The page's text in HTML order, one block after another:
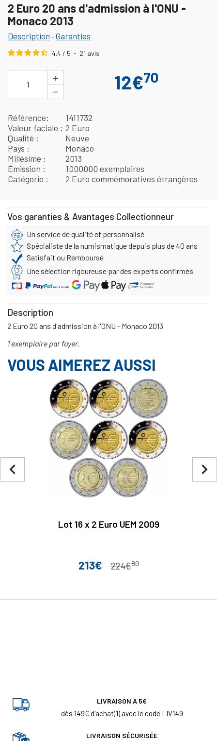
2 Euro 20 ans d'admission à l'ONU -
Monaco 2013
Description -Garanties
4.4 / 5 - 21 avis
1
+
−
12€70
Référence
1411732
Valeur faciale
2 Euro
Qualité
Neuve
Pays
Monaco
Millésime
2013
Émission
1000000 exemplaires
Catégorie
2 Euro commémoratives étrangères
Vos garanties & Avantages Collectionneur
Un service de qualité et personnalisé
Spécialiste de la numismatique depuis plus de 40 ans
Satisfait ou Remboursé
Une sélection rigoureuse par des experts confirmés
Description
2 Euro 20 ans d'admission à l'ONU - Monaco 2013
1 exemplaire par foyer.
VOUS AIMEREZ AUSSI
Lot 16 x 2 Euro UEM 2009
Prix
213€ Prix de base
224€80
navigate_next
navigate_before
LIVRAISON À 5€
dès 149€ d'achat(1) avec le code LIV149
LIVRAISON SÉCURISÉE